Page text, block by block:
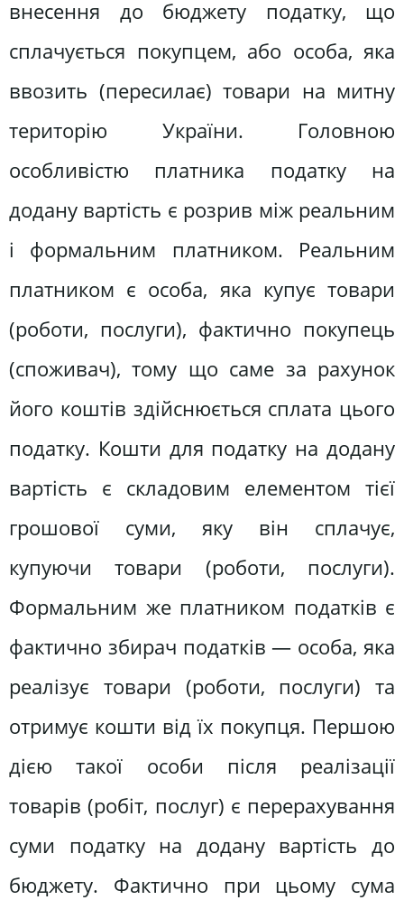
внесення до бюджету податку, що
сплачується покупцем, або особа, яка
ввозить (пересилає) товари на митну
територію України. Головною
особливістю платника податку на
додану вартість є розрив між реальним
і формальним платником. Реальним
платником є особа, яка купує товари
(роботи, послуги), фактично покупець
(споживач), тому що саме за рахунок
його коштів здійснюється сплата цього
податку. Кошти для податку на додану
вартість є складовим елементом тієї
грошової суми, яку він сплачує,
купуючи товари (роботи, послуги).
Формальним же платником податків є
фактично збирач податків — особа, яка
реалізує товари (роботи, послуги) та
отримує кошти від їх покупця. Першою
дією такої особи після реалізації
товарів (робіт, послуг) є перерахування
суми податку на додану вартість до
бюджету. Фактично при цьому сума